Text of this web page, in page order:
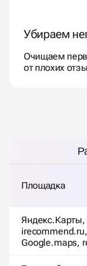
Убираем
Очищаем
от плохих
Площадка
Google.maps,